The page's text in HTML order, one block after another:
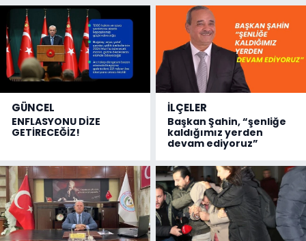
GÜNCEL
ENFLASYONU DİZE
GETİRECEĞİZ!
İLÇELER
Başkan Şahin, “şenliğe
kaldığımız yerden
devam ediyoruz”